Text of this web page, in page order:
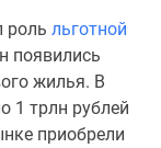
роль льготной
появились
жилья. В
1 трлн рублей
приобрели